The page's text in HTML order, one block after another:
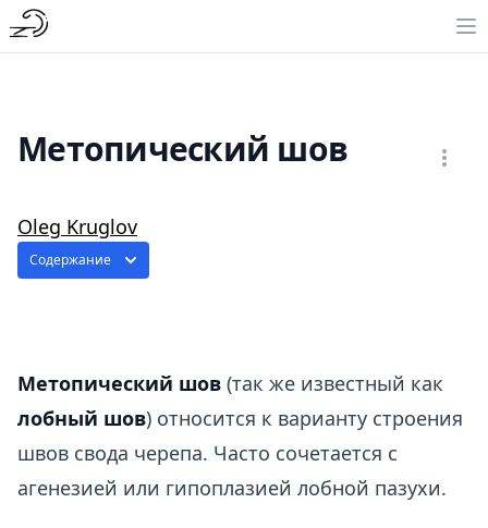
Метопический шов
Oleg Kruglov
Содержание
Метопический шов (так же известный как
лобный шов) относится к варианту строения
швов свода черепа. Часто сочетается с
агенезией или гипоплазией лобной пазухи.